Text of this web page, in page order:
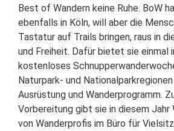
Best of Wandern keine Ruhe. BoW
ebenfalls in Köln, will aber die
Tastatur auf Trails bringen, raus in
und Freiheit. Dafür bietet sie einmal
kostenloses
Naturpark- und Nationalparkregionen
Ausrüstung und Wanderprogramm.
Vorbereitung gibt sie in diesem
von Wanderprofis im Büro für